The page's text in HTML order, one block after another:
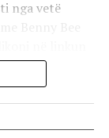
nga vetë
ta dëgjoni e